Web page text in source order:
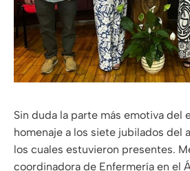
Sin duda la parte más emotiva del
homenaje a los siete jubilados del
los cuales estuvieron presentes.
coordinadora de Enfermería en el